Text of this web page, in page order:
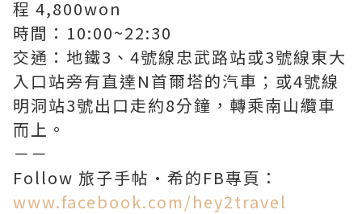
程 4,800won
時間：10:00~22:30
交通：地鐵3、4號線忠武路站或3號線東大
入口站旁有直達N首爾塔的汽車；或4號線
明洞站3號出口走約8分鐘，轉乘南山纜車
而上。
－－
Follow 旅子手帖·希的FB專頁：
www.facebook.com/hey2travel